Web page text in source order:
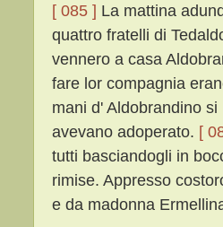
[ 085 ] La mattina
quattro fratelli di
vennero a casa
fare lor compagnia
mani d' Aldobrandino
avevano adoperato. [
tutti basciandogli in
rimise. Appresso
e da madonna